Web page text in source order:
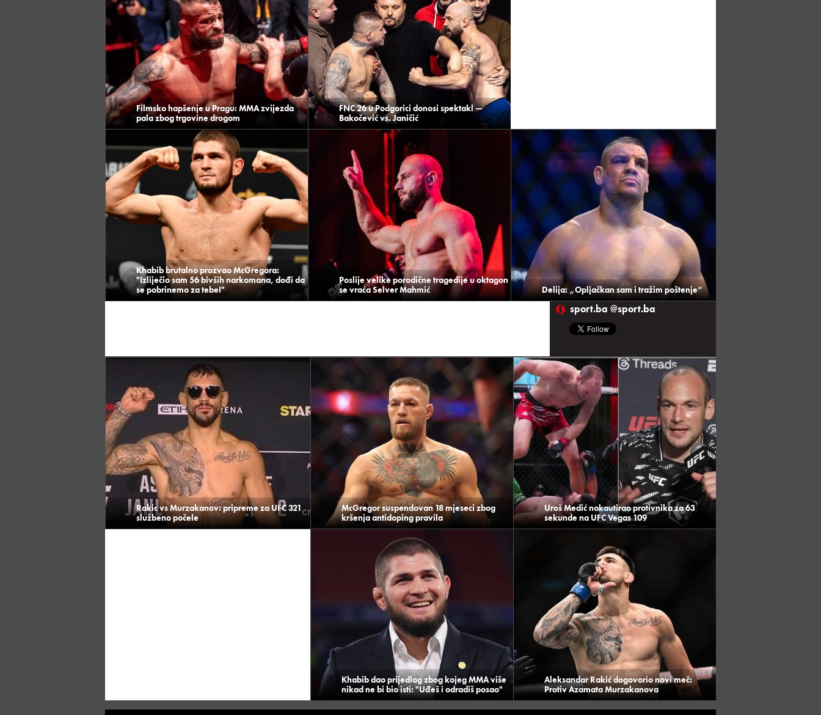
Filmsko hapšenje u Pragu: MMA zvijezda
pala zbog trgovine drogom
FNC 26 u Podgorici donosi spektakl —
Bakočević vs. Janičić
Khabib brutalno prozvao McGregora:
"Izliječio sam 56 bivših narkomana, dođi da
se pobrinemo za tebe!"
Poslije velike porodične tragedije u oktagon
se vraća Selver Mahmić
Delija: „Opljačkan sam i tražim poštenje“
sport.ba @sport.ba
Rakic vs Murzakanov: pripreme za UFC 321
službeno počele
McGregor suspendovan 18 mjeseci zbog
kršenja antidoping pravila
Uroš Medić nokautirao protivnika za 63
sekunde na UFC Vegas 109
Khabib dao prijedlog zbog kojeg MMA više
nikad ne bi bio isti: "Uđeš i odradiš posao"
Aleksandar Rakić dogovorio novi meč:
Protiv Azamata Murzakanova